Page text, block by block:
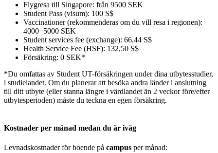
Flygresa till Singapore: från 9500 SEK
Student Pass (visum): 100 S$
Vaccinationer (rekommenderas om du vill resa i regionen):
4000−5000 SEK
Student services fee (exchange): 66,44 S$
Health Service Fee (HSF): 132,50 S$
Försäkring: 0 SEK*
*Du omfattas av Student UT-försäkringen under dina utbytesstudier,
i studielandet. Om du planerar att besöka andra länder i anslutning
till ditt utbyte (eller stanna längre i värdlandet än 2 veckor före/efter
utbytesperioden) måste du teckna en egen försäkring.
Kostnader per månad medan du är iväg
Levnadskostnader för boende på campus per månad: